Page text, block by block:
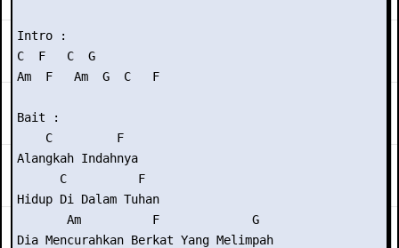
Intro :
C  F   C  G
Am  F   Am  G  C   F
Bait :
    C         F
Alangkah Indahnya
      C          F
Hidup Di Dalam Tuhan
       Am          F             G
Dia Mencurahkan Berkat Yang Melimpah